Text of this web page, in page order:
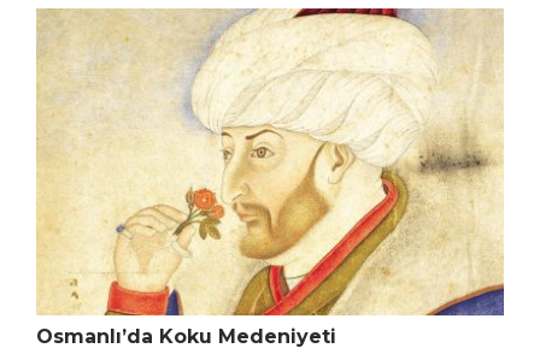
Osmanlı’da Koku Medeniyeti